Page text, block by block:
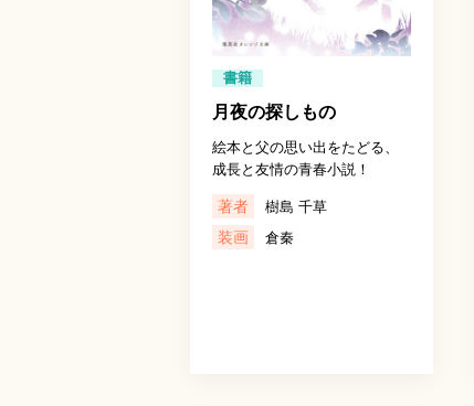
書籍
月夜の探しもの
絵本と父の思い出をたどる、
成長と友情の青春小説！
著者 樹島 千草
装画 倉秦